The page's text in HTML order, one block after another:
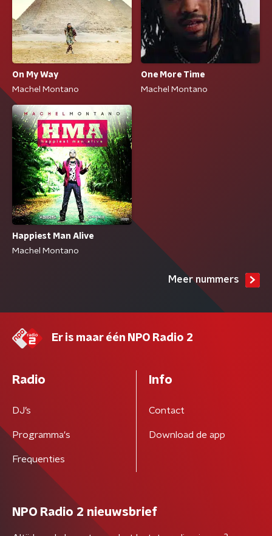
On My Way
Machel Montano
One More Time
Machel Montano
Happiest Man Alive
Machel Montano
Meer nummers
Er is maar één NPO Radio 2
Radio
DJ’s
Programma's
Frequenties
Info
Contact
Download de app
NPO Radio 2 nieuwsbrief